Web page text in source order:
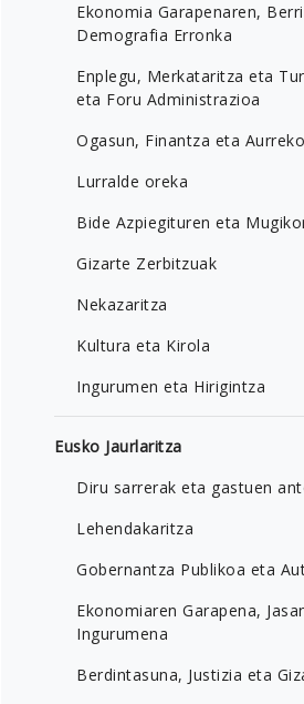
Ekonomia Garapenaren,
Demografia Erronka
Enplegu, Merkataritza eta
eta Foru Administrazioa
Ogasun, Finantza eta
Lurralde oreka
Bide Azpiegituren eta
Gizarte Zerbitzuak
Nekazaritza
Kultura eta Kirola
Ingurumen eta Hirigintza
Eusko Jaurlaritza
Diru sarrerak eta gastuen
Lehendakaritza
Gobernantza Publikoa eta
Ekonomiaren Garapena,
Ingurumena
Berdintasuna, Justizia eta